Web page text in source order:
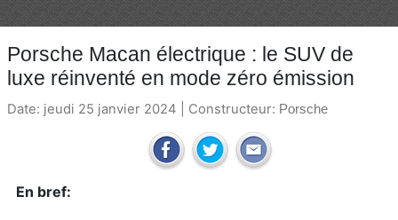
Porsche Macan électrique : le SUV de
luxe réinventé en mode zéro émission
Date: jeudi 25 janvier 2024 | Constructeur: Porsche
En bref: